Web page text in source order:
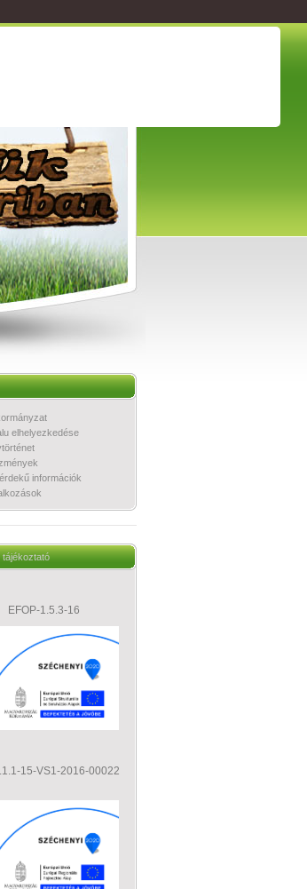
elhelyezkedése
információk
tájékoztató
EFOP-1.5.3-16
15-VS1-2016-00022